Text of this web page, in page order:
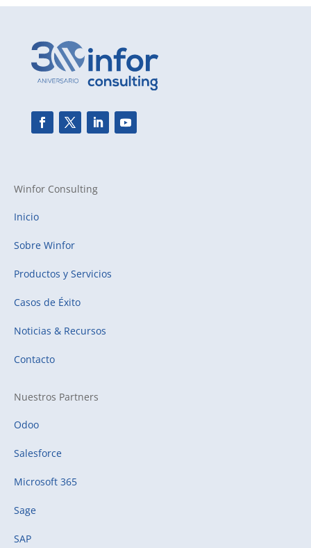
Winfor Consulting
Inicio
Sobre Winfor
Productos y Servicios
Casos de Éxito
Noticias & Recursos
Contacto
Nuestros Partners
Odoo
Salesforce
Microsoft 365
Sage
SAP